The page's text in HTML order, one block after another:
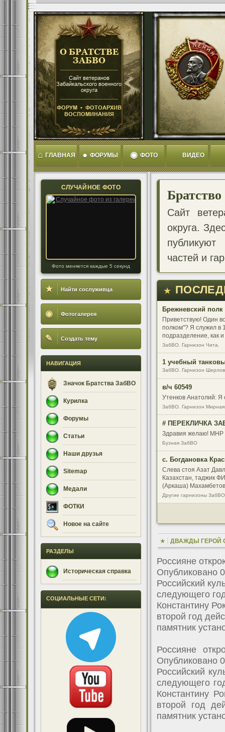
⌂ ГЛАВНАЯ ● ФОРУМЫ ◉ ФОТО ВИДЕО
СЛУЧАЙНОЕ ФОТО
Фото меняется каждые 5 секунд
★ Найти сослуживца
◉ Фотогалерея
✎ Создать тему
НАВИГАЦИЯ
Значок Братства ЗабВО
Курилка
Форумы
Статьи
Наши друзья
Sitemap
Медали
ФОТКИ
Новое на сайте
РАЗДЕЛЫ
Историческая справка
СОЦИАЛЬНЫЕ СЕТИ:
Сайт
округа.
частей и
★
Брежневский полк
Приветствую! Один
полком"? Я служил в
подразделение, как
ленкомнате целый
только общие плац,
были круче))) Все
восстановить
ЗабВО. Гарнизон Чита.
1 учебный
ЗабВО. Гарнизон
в/ч 60549
Утенков Анатолий: Я
ЗабВО. Гарнизон
# ПЕРЕКЛИЧКА
Здравия желаю! МНР
Бузная ЗабВО
с. Богдановка
Слева стоя Азат
Казахстан, таджик
(Аркаша)
82-84 май.
Другие гарнизоны ЗабВО
ДВАЖДЫ ГЕРОЙ
Россияне
Опубликовано
Российский
следующего
Константину
второй год
памятник
Россияне
Опубликовано
Российский
следующего
Константину
второй год
памятник